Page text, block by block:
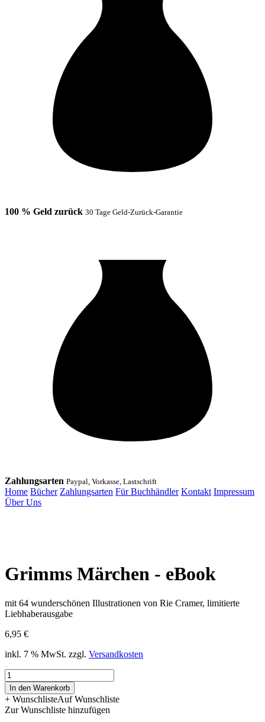
100 % Geld zurück 30 Tage Geld-Zurück-Garantie
Zahlungsarten Paypal, Vorkasse, Lastschrift
Home Bücher Zahlungsarten Für Buchhändler Kontakt Impressum
Über Uns
Grimms Märchen - eBook
mit 64 wunderschönen Illustrationen von Rie Cramer, limitierte
Liebhaberausgabe
6,95 €
inkl. 7 % MwSt. zzgl. Versandkosten
Grimms
Märchen
-
eBook
Menge
In den Warenkorb
+ WunschlisteAuf Wunschliste
Zur Wunschliste hinzufügen